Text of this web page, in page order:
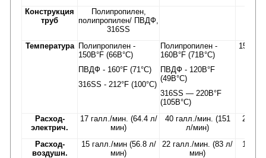
Конструкция
труб
Полипропилен,
полипропилен/ ПВДФ,
316SS
Температура Полипропилен -
150В°F (66В°C)
ПВДФ - 160°F (71°C)
316SS - 212°F (100°C)
Полипропилен -
160В°F (71В°C)
ПВДФ - 120В°F
(49В°C)
316SS — 220В°F
(105В°C)
Расход-
электрич.
17 галл./мин. (64.4 л/
мин)
40 галл./мин. (151
л/мин)
20
Расход-
воздушн.
15 галл./мин (56.8 л/
мин)
22 галл./мин. (83 л/
мин)
15